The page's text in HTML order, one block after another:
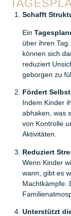
Schafft
Ein
über ihren
können sich
reduziert
geborgen zu
Fördert
Indem Kinder
abhaken, was
von Kontrolle
Aktivitäten.
Reduziert
Wenn Kinder
wann, gibt es
Machtkämpfe.
Unterstützt